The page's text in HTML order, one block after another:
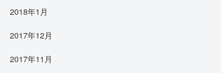
2018年1月
2017年12月
2017年11月